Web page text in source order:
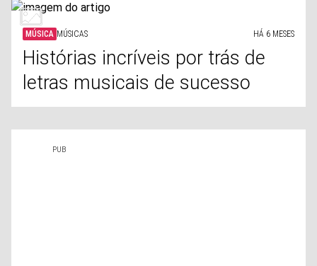
MÚSICA MÚSICAS HÁ 6 MESES
Histórias incríveis por trás de
letras musicais de sucesso